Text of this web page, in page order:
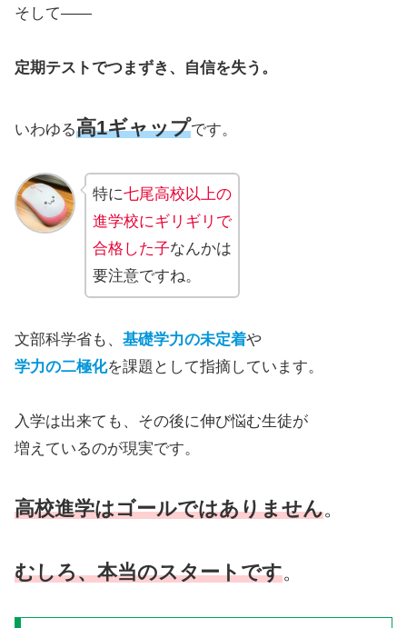
そして――
定期テストでつまずき、自信を失う。
いわゆる高1ギャップです。
特に七尾高校以上の
進学校にギリギリで
合格した子なんかは
要注意ですね。
文部科学省も、 基礎学力の未定着や
学力の二極化を課題として指摘しています。
入学は出来ても、その後に伸び悩む生徒が
増えているのが現実です。
高校進学はゴールではありません。
むしろ、本当のスタートです。